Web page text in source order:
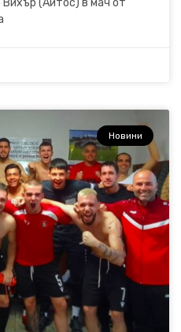
(Айтос) в мач от
Новини